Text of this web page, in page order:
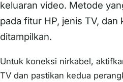
keluaran video. Metode
pada fitur HP, jenis TV, dan
ditampilkan.
Untuk koneksi nirkabel,
TV dan pastikan kedua